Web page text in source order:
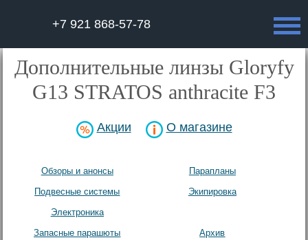
+7 921 868-57-78
Дополнительные линзы Gloryfy
G13 STRATOS anthracite F3
Акции О магазине
Обзоры и анонсы
Парапланы
Подвесные системы
Экипировка
Электроника
Запасные парашюты
Архив